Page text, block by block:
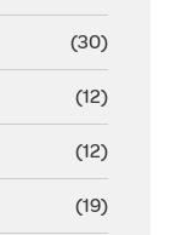
(30)
(12)
(12)
(19)